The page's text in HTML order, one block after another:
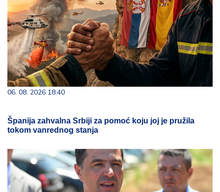
06. 08. 2026 18:40
Španija zahvalna Srbiji za pomoć koju joj je pružila
tokom vanrednog stanja